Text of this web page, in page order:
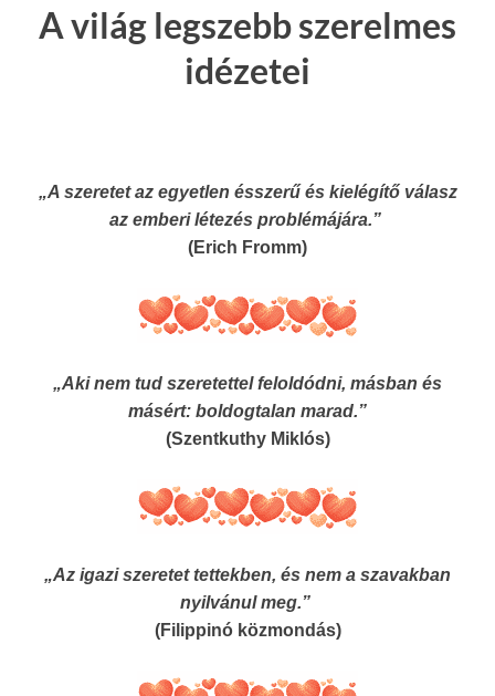
A világ legszebb szerelmes
idézetei
„A szeretet az egyetlen ésszerű és kielégítő válasz
az emberi létezés problémájára.”
(Erich Fromm)
„Aki nem tud szeretettel feloldódni, másban és
másért: boldogtalan marad.”
(Szentkuthy Miklós)
„Az igazi szeretet tettekben, és nem a szavakban
nyilvánul meg.”
(Filippinó közmondás)